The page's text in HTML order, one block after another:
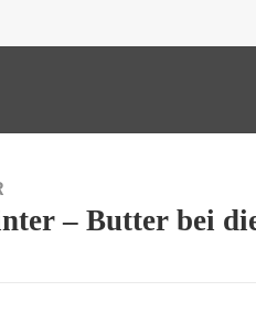
– Butter bei